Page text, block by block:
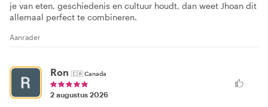
je van eten, geschiedenis en cultuur houdt, dan weet Jhoan dit
allemaal perfect te combineren.
Aanrader
Ron 🇨🇦Canada
2 augustus 2026